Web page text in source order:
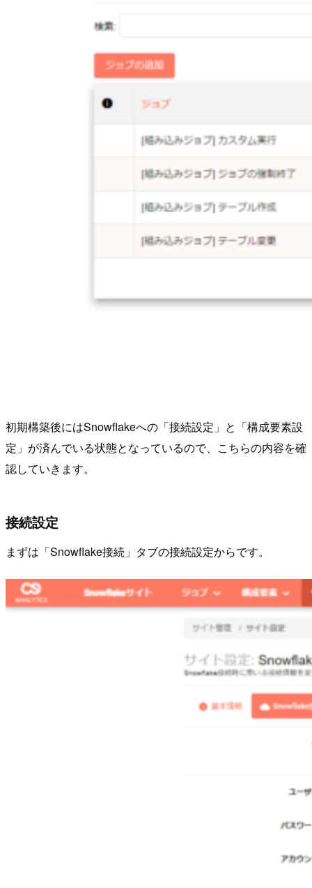
初期構築後にはSnowflakeへの「接続設定」と「構成要素設
定」が済んでいる状態となっているので、こちらの内容を確
認していきます。
接続設定
まずは「Snowflake接続」タブの接続設定からです。